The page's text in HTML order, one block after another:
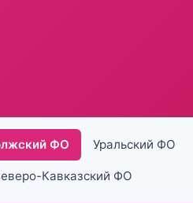
ФО Уральский ФО
Кавказский ФО